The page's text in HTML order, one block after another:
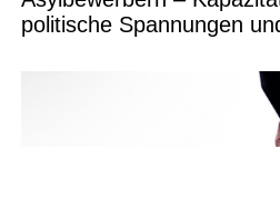
politische Spannungen